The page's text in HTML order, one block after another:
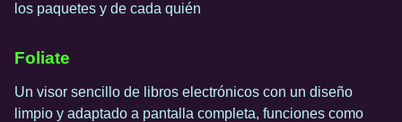
los paquetes y de cada quién
Foliate
Un visor sencillo de libros electrónicos con un diseño
limpio y adaptado a pantalla completa, funciones como